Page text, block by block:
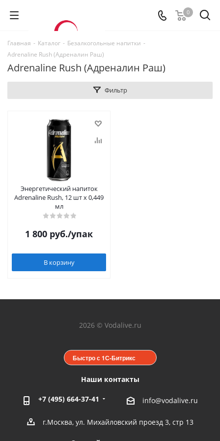
0
Главная - Каталог - Безалкогольные напитки -
Adrenaline Rush (Адреналин Раш)
Adrenaline Rush (Адреналин Раш)
Фильтр
Энергетический напиток
Adrenaline Rush, 12 шт х 0,449
мл
1 800 руб./упак
В корзину
2026 © Vodalive.ru
Быстро с 1С-Битрикс
Наши контакты
+7 (495) 664-37-41 info@vodalive.ru
г.Москва, ул. Михайловский проезд 3, стр 13